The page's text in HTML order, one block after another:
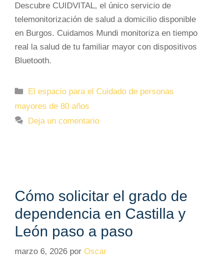
Descubre CUIDVITAL, el único servicio de
telemonitorización de salud a domicilio disponible
en Burgos. Cuidamos Mundi monitoriza en tiempo
real la salud de tu familiar mayor con dispositivos
Bluetooth.
Categorías
El espacio para el Cuidado de personas
mayores de 80 años
Deja un comentario
Cómo solicitar el grado de
dependencia en Castilla y
León paso a paso
marzo 6, 2026 por Oscar